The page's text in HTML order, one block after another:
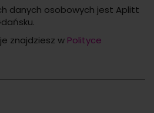
danych osobowych jest Aplitt
znajdziesz w Polityce